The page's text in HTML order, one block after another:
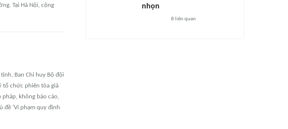
Tại Hà Nội, cộng
Ban Chỉ huy Bộ đội
tổ chức phiên tòa giả
không báo cáo,
đề 'Vi phạm quy định
nhọn
8 liên quan